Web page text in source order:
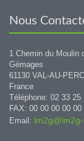
Nous
1 Chemin du Moulin
Gémages
61130 VAL-AU-
France
Téléphone: 02 33 25
FAX: 00 00 00 00 00
Email: